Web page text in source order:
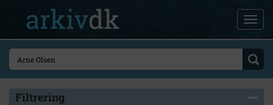
Filtrering